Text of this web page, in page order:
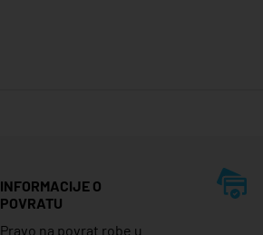
INFORMACIJE O
POVRATU
Pravo na povrat robe u